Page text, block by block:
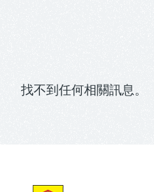
找不到任何相關訊息。